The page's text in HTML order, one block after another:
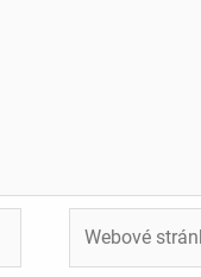
stránky